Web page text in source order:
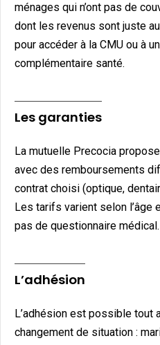
ménages qui n’ont pas de
dont les revenus sont juste
pour accéder à la CMU ou à
complémentaire santé.
Les garanties
La mutuelle Precocia
avec des remboursements
contrat choisi (optique,
Les tarifs varient selon l’âge
pas de questionnaire médical.
L’adhésion
L’adhésion est possible tout
changement de situation :